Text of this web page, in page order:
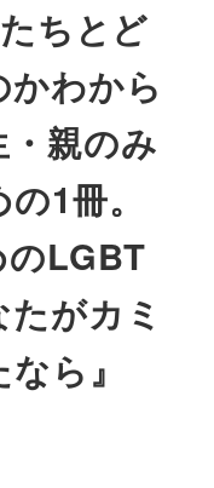
ちとど
わから
親のみ
1冊。
のLGBT
がカミ
ら』